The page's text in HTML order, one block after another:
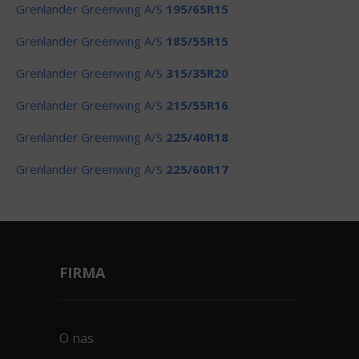
Grenlander Greenwing A/S 195/65R15
Grenlander Greenwing A/S 185/55R15
Grenlander Greenwing A/S 315/35R20
Grenlander Greenwing A/S 215/55R16
Grenlander Greenwing A/S 225/40R18
Grenlander Greenwing A/S 225/60R17
FIRMA
O nas